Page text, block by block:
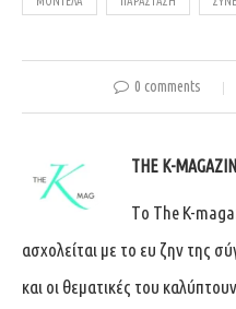
0 comments
THE K-
Tο The K-
ασχολείται με το ευ ζην της
και οι θεματικές του